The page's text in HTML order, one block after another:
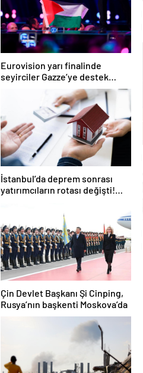
Eurovision yarı finalinde
seyirciler Gazze’ye destek
İstanbul’da deprem sonrası
yatırımcıların rotası değişti!
Çin Devlet Başkanı Şi Cinping,
Rusya’nın başkenti Moskova’da